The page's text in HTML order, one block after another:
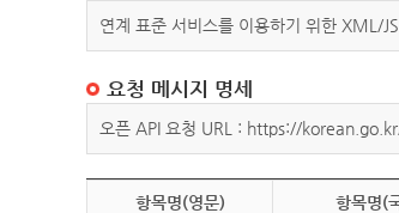
연계 표준 서비스를 이용하기 위한 XML/
요청 메시지 명세
오픈 API 요청 URL : https://
항목명(영문) 항목명(